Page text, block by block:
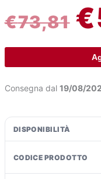
€73,81 €
ad
tipo
lungo
compatibile
Mazda
(10/03>03/08)
quantità
Consegna dal 19/08/
DISPONIBILITÀ
CODICE PRODOTTO